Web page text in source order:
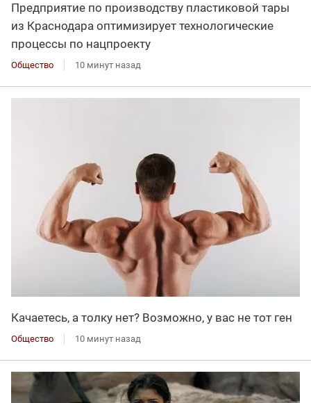
Предприятие по производству пластиковой тары
из Краснодара оптимизирует технологические
процессы по нацпроекту
Общество 10 минут назад
Качаетесь, а толку нет? Возможно, у вас не тот ген
Общество 10 минут назад